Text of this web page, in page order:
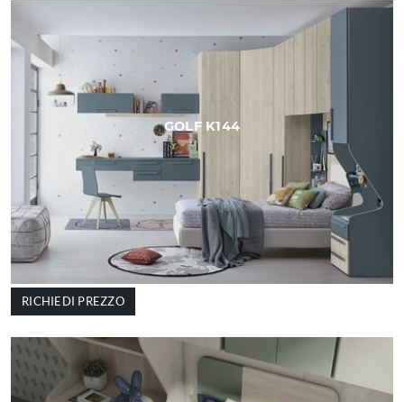
GOLF K144
RICHIEDI PREZZO